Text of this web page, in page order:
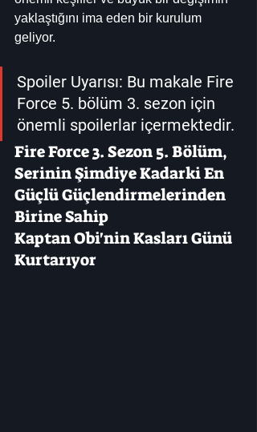
yaklaştığını ima eden bir kurulum
geliyor.
Spoiler Uyarısı: Bu makale Fire
Force 5. bölüm 3. sezon için
önemli spoilerlar içermektedir.
Fire Force 3. Sezon 5. Bölüm,
Serinin Şimdiye Kadarki En
Güçlü Güçlendirmelerinden
Birine Sahip
Kaptan Obi'nin Kasları Günü
Kurtarıyor